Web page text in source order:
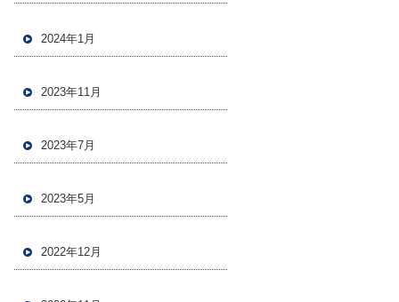
2024年1月
2023年11月
2023年7月
2023年5月
2022年12月